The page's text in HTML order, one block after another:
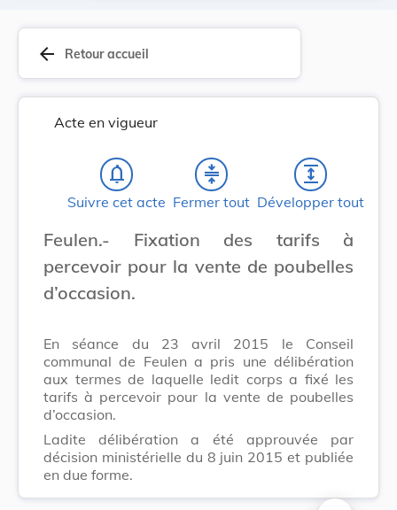
arrow_back Retour accueil
Acte en vigueur
notifications_none
Suivre cet acte
compress
Fermer tout
expand
Développer tout
Feulen.- Fixation des tarifs à
percevoir pour la vente de poubelles
d’occasion.
En séance du 23 avril 2015 le Conseil
communal de Feulen a pris une délibération
aux termes de laquelle ledit corps a fixé les
tarifs à percevoir pour la vente de poubelles
d’occasion.
Ladite délibération a été approuvée par
décision ministérielle du 8 juin 2015 et publiée
en due forme.